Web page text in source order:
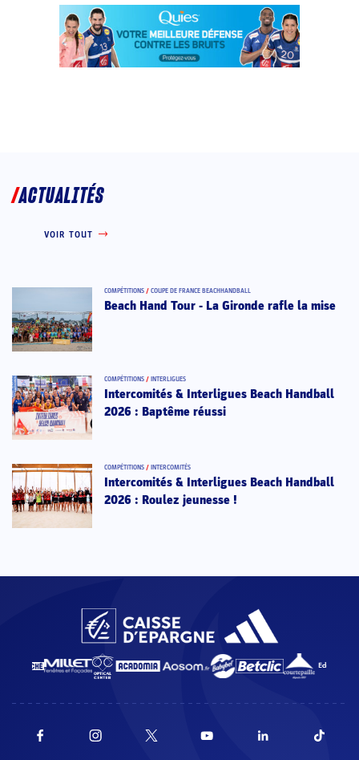
ACTUALITÉS
VOIR TOUT
COMPÉTITIONS / COUPE DE FRANCE BEACHHANDBALL
Beach Hand Tour - La Gironde rafle la mise
COMPÉTITIONS / INTERLIGUES
Intercomités & Interligues Beach Handball
2026 : Baptême réussi
COMPÉTITIONS / INTERCOMITÉS
Intercomités & Interligues Beach Handball
2026 : Roulez jeunesse !